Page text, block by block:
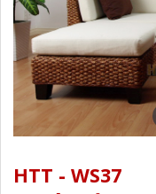
HTT - WS37